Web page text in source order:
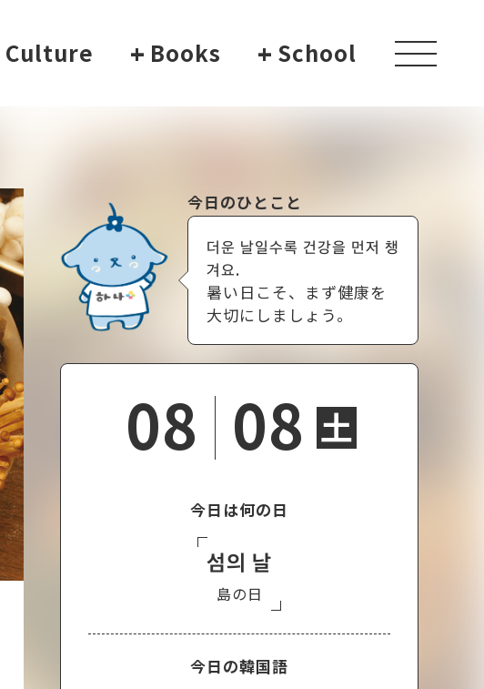
Culture + Books + School
toggle
今日のひとこと
더운 날일수록 건강을 먼저 챙
겨요.
暑い日こそ、まず健康を
大切にしましょう。
08 08 土
今日は何の日
섬의 날
島の日
今日の韓国語